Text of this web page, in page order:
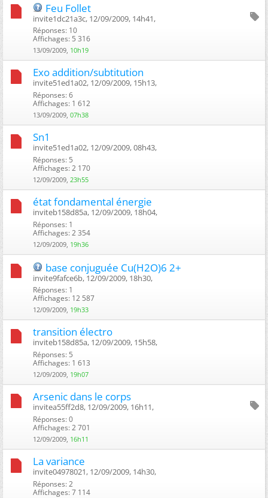
Feu Follet
invite1dc21a3c, 12/09/2009, 14h41, ‎
Réponses: 10
Affichages: 5 316
13/09/2009, 10h19
Exo addition/subtitution
invite51ed1a02, 12/09/2009, 15h13, ‎
Réponses: 6
Affichages: 1 612
13/09/2009, 07h38
Sn1
invite51ed1a02, 12/09/2009, 08h43, ‎
Réponses: 5
Affichages: 2 170
12/09/2009, 23h55
état fondamental énergie
inviteb158d85a, 12/09/2009, 18h04, ‎
Réponses: 1
Affichages: 2 354
12/09/2009, 19h36
base conjuguée Cu(H2O)6 2+
invite9fafce6b, 12/09/2009, 18h30, ‎
Réponses: 1
Affichages: 12 587
12/09/2009, 19h33
transition électro
inviteb158d85a, 12/09/2009, 15h58, ‎
Réponses: 5
Affichages: 1 613
12/09/2009, 19h07
Arsenic dans le corps
invitea55ff2d8, 12/09/2009, 16h11, ‎
Réponses: 0
Affichages: 2 701
12/09/2009, 16h11
La variance
invite04978021, 12/09/2009, 14h30, ‎
Réponses: 2
Affichages: 7 114